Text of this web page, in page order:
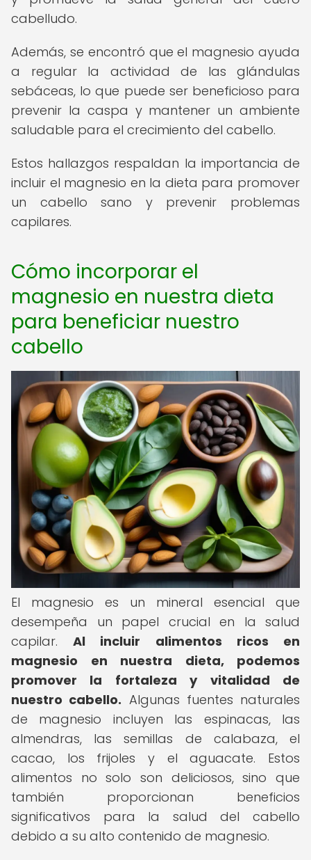
cabelludo.
Además, se encontró que el magnesio ayuda
a regular la actividad de las glándulas
sebáceas, lo que puede ser beneficioso para
prevenir la caspa y mantener un ambiente
saludable para el crecimiento del cabello.
Estos hallazgos respaldan la importancia de
incluir el magnesio en la dieta para promover
un cabello sano y prevenir problemas
capilares.
Cómo incorporar el
magnesio en nuestra dieta
para beneficiar nuestro
cabello
El magnesio es un mineral esencial que
desempeña un papel crucial en la salud
capilar.Al incluir alimentos ricos en
magnesio en nuestra dieta, podemos
promover la fortaleza y vitalidad de
nuestro cabello. Algunas fuentes naturales
de magnesio incluyen las espinacas, las
almendras, las semillas de calabaza, el
cacao, los frijoles y el aguacate. Estos
alimentos no solo son deliciosos, sino que
también proporcionan beneficios
significativos para la salud del cabello
debido a su alto contenido de magnesio.